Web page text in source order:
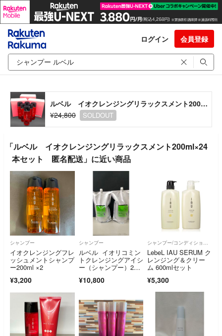
ログイン 会員登録
ルベル イオクレンジングリラックスメント200ml×24本セット 匿名配送
¥24,800
SOLDOUT
「ルベル イオクレンジングリラックスメント200ml×24
本セット 匿名配送」に近い商品
シャンプー
イオクレンジングフレ
ッシュメントシャンプ
ー200ml ×2
¥3,200
シャンプー
ルベル イオリコミン
トクレンジングアイシ
ー（シャンプー）250
¥10,800
シャンプー/コンディショナーセット
LebeL IAU SERUM ク
レンジング＆クリー
ム 600mlセット
¥5,300